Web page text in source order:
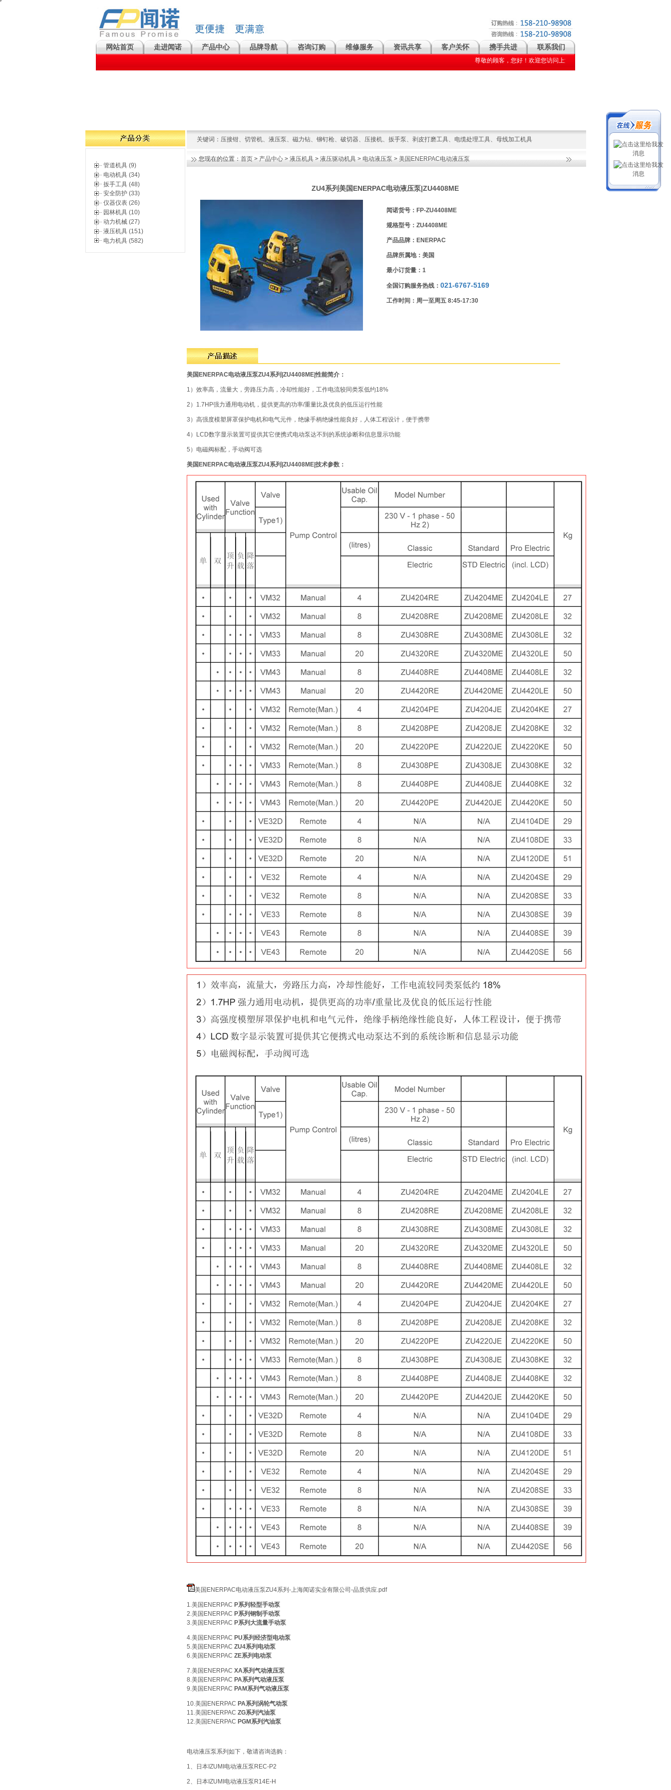
网站首页 走进闻诺 产品中心 品牌导航 咨询订购 维修服务 资讯共享 客户关怀 携手共进 联系我们
尊敬的顾客，您好！欢迎您访问上海闻诺官方网站！上海闻诺主要经营: 压
管道机具 (9)
电动机具 (34)
扳手工具 (48)
安全防护 (33)
仪器仪表 (26)
园林机具 (10)
动力机械 (27)
液压机具 (151)
电力机具 (582)
关键词： 压接钳、 切管机、 液压泵、 磁力钻、 铆钉枪、 破切器、 压接机、 扳手泵、 剥皮打磨工具、 电缆处理工具、 母线加工机具
您现在的位置： 首页> 产品中心> 液压机具> 液压驱动机具> 电动液压泵 > 美国ENERPAC电动液压泵
ZU4系列美国ENERPAC电动液压泵|ZU4408ME
闻诺货号：FP-ZU4408ME
规格型号：ZU4408ME
产品品牌：ENERPAC
品牌所属地：美国
最小订货量：1
全国订购服务热线： 021-6767-5169
工作时间：周一至周五 8:45-17:30
美国 ENERPAC电动液压泵ZU4系列|ZU4408ME|性能简介：
1）效率高，流量大，旁路压力高，冷却性能好，工作电流较同类泵低约18%
2）1.7HP强力通用电动机，提供更高的功率/重量比及优良的低压运行性能
3）高强度模塑屏罩保护电机和电气元件，绝缘手柄绝缘性能良好，人体工程设计，便于携带
4）LCD数字显示装置可提供其它便携式电动泵达不到的系统诊断和信息显示功能
5）电磁阀标配，手动阀可选
美国ENERPAC电动液压泵ZU4系列 |ZU4408ME| 技术参数：
美国ENERPAC电动液压泵ZU4系列-上海闻诺实业有限公司-品质供应.pdf
1.美国ENERPAC P系列轻型手动泵
2.美国ENERPAC P系列钢制手动泵
3.美国ENERPAC P系列大流量手动泵
4.美国ENERPAC PU系列经济型电动泵
5.美国ENERPAC ZU4系列电动泵
6.美国ENERPAC ZE系列电动泵
7.美国ENERPAC XA系列气动液压泵
8.美国ENERPAC PA系列气动液压泵
9.美国ENERPAC PAM系列气动液压泵
10.美国ENERPAC PA系列涡轮气动泵
11.美国ENERPAC ZG系列汽油泵
12.美国ENERPAC PGM系列汽油泵
电动液压泵系列如下，敬请咨询选购：
1、 日本IZUMI电动液压泵REC-P2
2、 日本IZUMI电动液压泵R14E-H